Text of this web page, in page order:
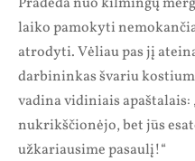
laiko pamokyti
atrodyti. Vėliau pas jį
darbininkas švariu
vadina vidiniais
nukrikščionėjo, bet jūs
užkariausime pasaulį!“